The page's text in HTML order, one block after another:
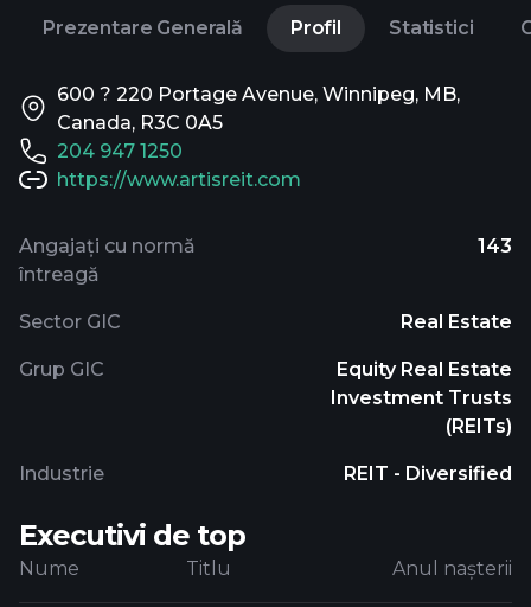
Prezentare Generală Profil Statistici
600 ? 220 Portage Avenue, Winnipeg, MB,
Canada, R3C 0A5
204 947 1250
https://www.artisreit.com
Angajați cu normă
întreagă
143
Sector GIC Real Estate
Grup GIC
Equity Real Estate
Investment Trusts
(REITs)
Industrie REIT - Diversified
Executivi de top
Nume Titlu Anul nașterii